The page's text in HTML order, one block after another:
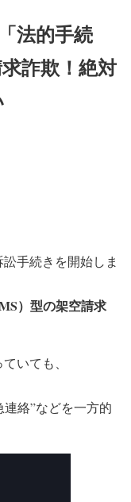
法的手続
詐欺！絶対
手続きを開始しま
）型の架空請求
いても、
連絡”などを一方的